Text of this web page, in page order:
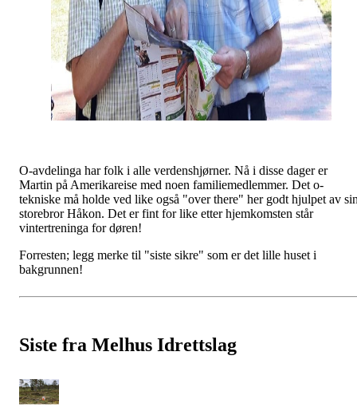
O-avdelinga har folk i alle verdenshjørner. Nå i disse dager er
Martin på Amerikareise med noen familiemedlemmer. Det o-
tekniske må holde ved like også "over there" her godt hjulpet av
storebror Håkon. Det er fint for like etter hjemkomsten står
vintertreninga for døren!
Forresten; legg merke til "siste sikre" som er det lille huset i
bakgrunnen!
Siste fra Melhus Idrettslag